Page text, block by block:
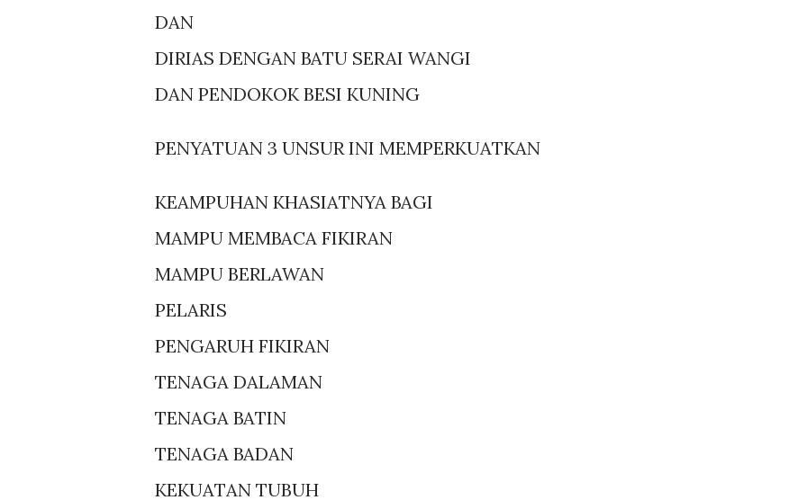
DAN
DIRIAS DENGAN BATU SERAI WANGI
DAN PENDOKOK BESI KUNING
PENYATUAN 3 UNSUR INI MEMPERKUATKAN
KEAMPUHAN KHASIATNYA BAGI
MAMPU MEMBACA FIKIRAN
MAMPU BERLAWAN
PELARIS
PENGARUH FIKIRAN
TENAGA DALAMAN
TENAGA BATIN
TENAGA BADAN
KEKUATAN TUBUH